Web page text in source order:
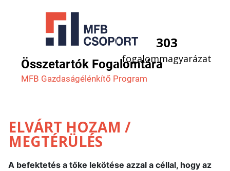
Összetartók Fogalomtára
MFB Gazdaság­élénkítő Program
303
fogalommagyarázat
ELVÁRT HOZAM /
MEGTÉRÜLÉS
A befektetés a tőke lekötése azzal a céllal, hogy az